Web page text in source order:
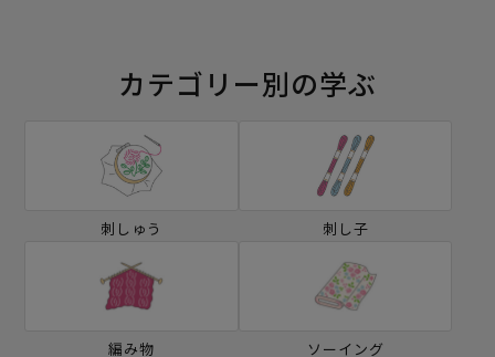
カテゴリー別の学ぶ
刺しゅう 刺し子
編み物 ソーイング